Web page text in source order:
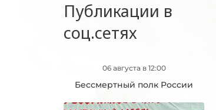
Публикации в
соц.сетях
06 августа в 12:00
Бессмертный полк России